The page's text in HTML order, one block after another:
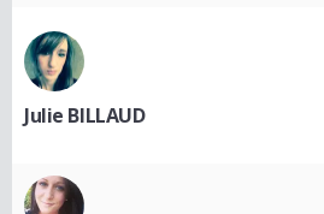
Julie BILLAUD